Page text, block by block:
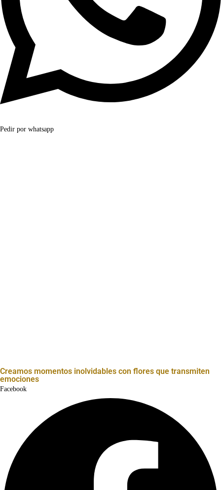
Pedir por whatsapp
Creamos momentos inolvidables con flores que transmiten
emociones
Facebook